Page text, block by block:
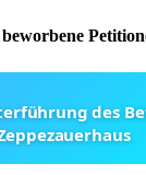
des